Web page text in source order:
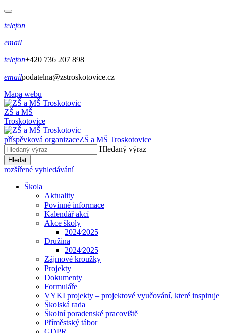
telefon
email
telefon+420 736 207 898
emailpodatelna@zstroskotovice.cz
Mapa webu
ZŠ a MŠ
Troskotovice
příspěvková organizaceZŠ a MŠ Troskotovice
Hledaný výraz
Hledat
rozšířené vyhledávání
Škola
Aktuality
Povinné informace
Kalendář akcí
Akce školy
2024⁄2025
Družina
2024⁄2025
Zájmové kroužky
Projekty
Dokumenty
Formuláře
VYKI projekty – projektové vyučování, které inspiruje
Školská rada
Školní poradenské pracoviště
Příměstský tábor